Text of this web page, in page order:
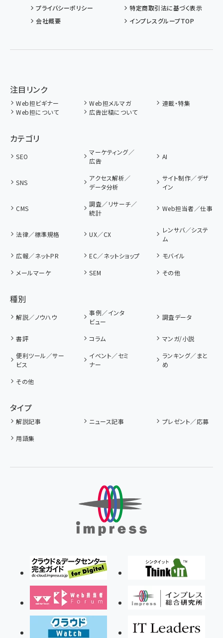
プライバシーポリシー
特定商取引法に基づく表示
会社概要
インプレスグループTOP
注目リンク
Web担ビギナー Web担メルマガ
連載・特集
Web担について
広告出稿について
カテゴリ
SEO
マーケティング／
広告
AI
SNS
アクセス解析／
データ分析
サイト制作／デザ
イン
CMS
調査／リサーチ／
統計
Web担当者／仕事
法律／標準規格 UX／CX
レンサバ／システ
ム
広報／ネットPR
EC／ネットショップ
モバイル
メールマーケ
SEM その他
種別
解説／ノウハウ
事例／インタ
ビュー
調査データ
書評 コラム
マンガ/小説
便利ツール／サー
ビス
イベント／セミ
ナー
ランキング／まと
め
その他
タイプ
解説記事 ニュース記事
プレゼント／応募
用語集